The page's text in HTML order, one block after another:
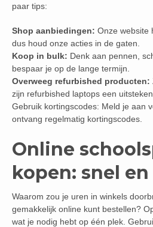
paar tips:
Shop aanbiedingen: Onze website
dus houd onze acties in de gaten.
Koop in bulk: Denk aan pennen,
bespaar je op de lange termijn.
Overweeg refurbished producten:
zijn refurbished laptops een
Gebruik kortingscodes: Meld je aan
ontvang regelmatig kortingscodes.
Online
kopen: snel
Waarom zou je uren in winkels
gemakkelijk online kunt bestellen?
wat je nodig hebt op één plek.